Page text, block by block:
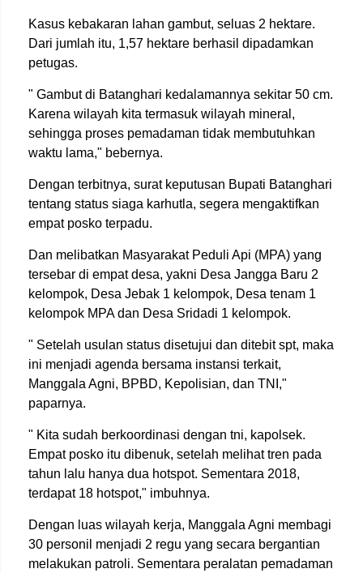
Kasus kebakaran lahan gambut, seluas 2 hektare.
Dari jumlah itu, 1,57 hektare berhasil dipadamkan
petugas.
" Gambut di Batanghari kedalamannya sekitar 50 cm.
Karena wilayah kita termasuk wilayah mineral,
sehingga proses pemadaman tidak membutuhkan
waktu lama," bebernya.
Dengan terbitnya, surat keputusan Bupati Batanghari
tentang status siaga karhutla, segera mengaktifkan
empat posko terpadu.
Dan melibatkan Masyarakat Peduli Api (MPA) yang
tersebar di empat desa, yakni Desa Jangga Baru 2
kelompok, Desa Jebak 1 kelompok, Desa tenam 1
kelompok MPA dan Desa Sridadi 1 kelompok.
" Setelah usulan status disetujui dan ditebit spt, maka
ini menjadi agenda bersama instansi terkait,
Manggala Agni, BPBD, Kepolisian, dan TNI,"
paparnya.
" Kita sudah berkoordinasi dengan tni, kapolsek.
Empat posko itu dibenuk, setelah melihat tren pada
tahun lalu hanya dua hotspot. Sementara 2018,
terdapat 18 hotspot," imbuhnya.
Dengan luas wilayah kerja, Manggala Agni membagi
30 personil menjadi 2 regu yang secara bergantian
melakukan patroli. Sementara peralatan pemadaman